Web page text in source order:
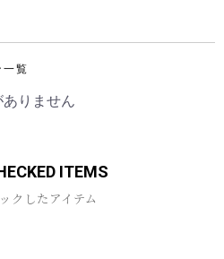
一覧
りません
ITEMS
クしたアイテム